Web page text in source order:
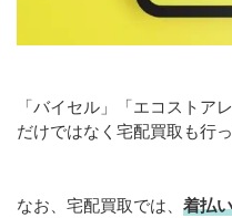
「バイセル」「エコストア
だけではなく宅配買取も行っ
なお、宅配買取では、 着払